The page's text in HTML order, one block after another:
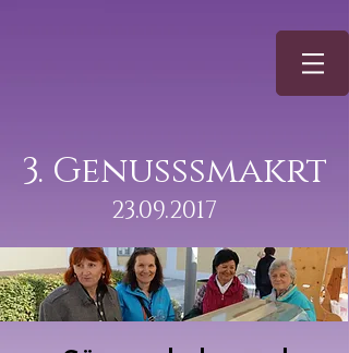
3. Genusssmakrt
23.09.2017